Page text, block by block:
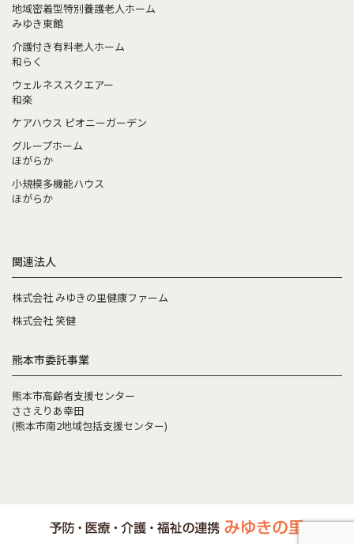
地域密着型特別養護老人ホーム
みゆき東館
介護付き有料老人ホーム
和らく
ウェルネススクエアー
和楽
ケアハウス ピオニーガーデン
グループホーム
ほがらか
小規模多機能ハウス
ほがらか
関連法人
株式会社 みゆきの里健康ファーム
株式会社 笑健
熊本市委託事業
熊本市高齢者支援センター
ささえりあ幸田
(熊本市南2地域包括支援センター)